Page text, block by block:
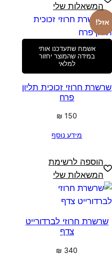
המשאלות שלי
אזל!
אשמח שתעדכנו אותי
במידה שהמוצר יחזור
למלאי
שרשרת חרוזי זכוכית תליון
פרח
₪ 150
מידע נוסף
הוספה לרשימת
המשאלות שלי
שרשרת חרוזי לברדורייט
צדף
₪ 340